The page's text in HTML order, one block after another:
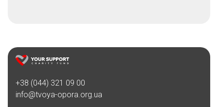
+38 (044) 321 09 00
info@tvoya-opora.org.ua